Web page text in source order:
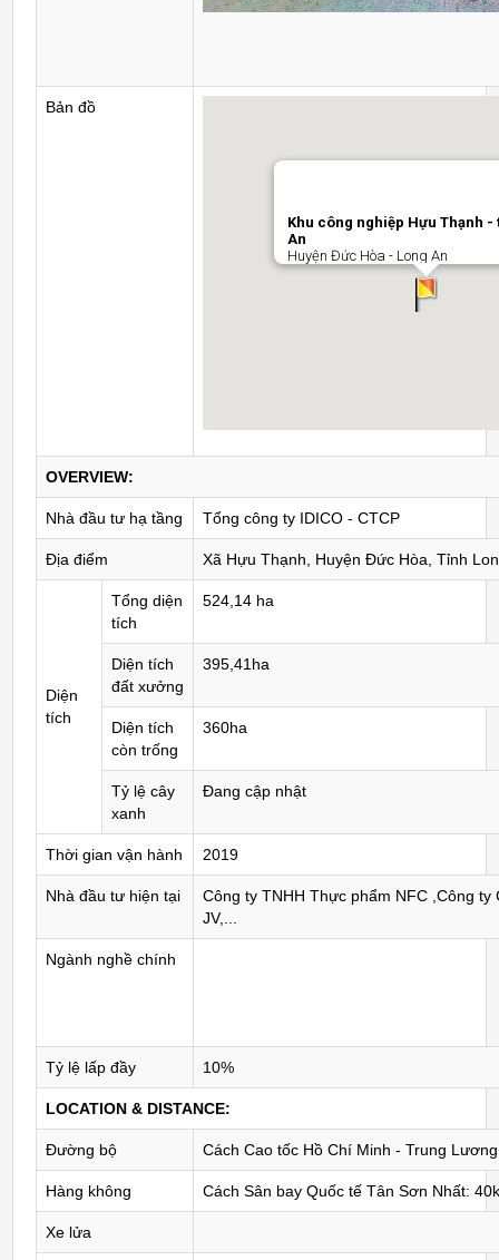
Bản đồ
Khu công nghiệp Hựu Thạnh -
An
Huyện Đức Hòa - Long An
OVERVIEW:
Nhà đầu tư hạ tầng Tổng công ty IDICO - CTCP
Địa điểm Xã Hựu Thạnh, Huyện Đức Hòa, Tỉnh
Diện
tích
Tổng diện
tích
524,14 ha
Diện tích
đất xưởng
395,41ha
Diện tích
còn trống
360ha
Tỷ lệ cây
xanh
Đang cập nhật
Thời gian vận hành 2019
Nhà đầu tư hiện tại
Công ty TNHH Thực phẩm NFC ,Công ty
JV,...
Ngành nghề chính
Tỷ lệ lấp đầy 10%
LOCATION & DISTANCE:
Đường bộ Cách Cao tốc Hồ Chí Minh - Trung
Hàng không Cách Sân bay Quốc tế Tân Sơn Nhất:
Xe lửa